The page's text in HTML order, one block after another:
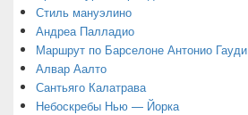
Стиль мануэлино
Андреа Палладио
Маршрут по Барселоне Антонио Гауди
Алвар Аалто
Сантьяго Калатрава
Небоскребы Нью — Йорка